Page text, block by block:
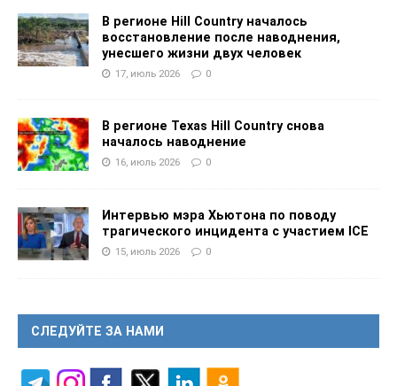
В регионе Hill Country началось
восстановление после наводнения,
унесшего жизни двух человек
17, июль 2026 0
В регионе Texas Hill Country снова
началось наводнение
16, июль 2026 0
Интервью мэра Хьютона по поводу
трагического инцидента с участием ICE
15, июль 2026 0
СЛЕДУЙТЕ ЗА НАМИ